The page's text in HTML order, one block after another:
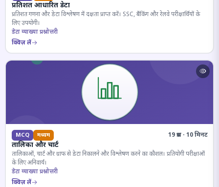
प्रतिशत आधारित डेटा
प्रतिशत गणना और डेटा विश्लेषण में दक्षता प्राप्त करें। SSC, बैंकिंग और रेलवे परीक्षार्थियों के
लिए उपयोगी।
डेटा व्याख्या प्रश्नोत्तरी
क्विज़ लें
MCQ मध्यम 19 प्रश्न · 10 मिनट
तालिका और चार्ट
तालिकाओं, चार्ट और ग्राफ से डेटा निकालने और विश्लेषण करने का कौशल। प्रतियोगी परीक्षाओं
के लिए अनिवार्य।
डेटा व्याख्या प्रश्नोत्तरी
क्विज़ लें